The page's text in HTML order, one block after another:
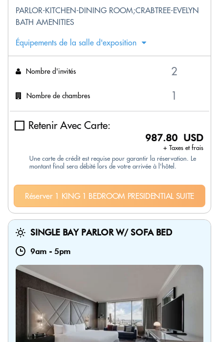
PARLOR-KITCHEN-DINING ROOM;CRABTREE-EVELYN
BATH AMENITIES
Équipements de la salle d'exposition
Nombre d'invités
Nombre de chambres
Retenir Avec Carte:
987.80 USD
+ Taxes et frais
Une carte de crédit est requise pour garantir la réservation. Le
montant final sera débité lors de votre arrivée à l'hôtel.
Réserver 1 KING 1 BEDROOM PRESIDENTIAL SUITE
SINGLE BAY PARLOR W/ SOFA BED
9am - 5pm